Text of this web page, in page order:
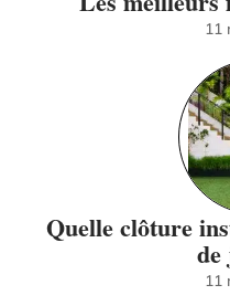
11
Quelle clôture
11